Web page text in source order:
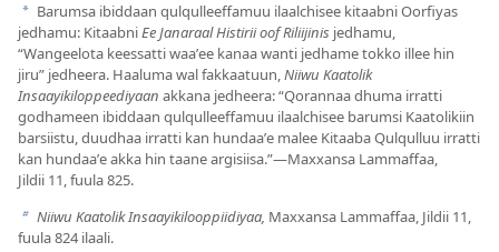
a Barumsa ibiddaan qulqulleeffamuu ilaalchisee kitaabni Oorfiyas
jedhamu: KitaabniEe Janaraal Histirii oof Riliijinis jedhamu,
“Wangeelota keessatti waaʼee kanaa wanti jedhame tokko illee hin
jiru” jedheera. Haaluma wal fakkaatuun,Niiwu Kaatolik
Insaayikiloppeediyaan akkana jedheera: “Qorannaa dhuma irratti
godhameen ibiddaan qulqulleeffamuu ilaalchisee barumsi Kaatolikiin
barsiistu, duudhaa irratti kan hundaaʼe malee Kitaaba Qulqulluu irratti
kan hundaaʼe akka hin taane argisiisa.”—Maxxansa Lammaffaa,
Jildii 11, fuula 825.
b Niiwu Kaatolik Insaayikilooppiidiyaa, Maxxansa Lammaffaa, Jildii 11,
fuula 824 ilaali.